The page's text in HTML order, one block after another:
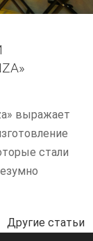
выражает
стали
Другие статьи